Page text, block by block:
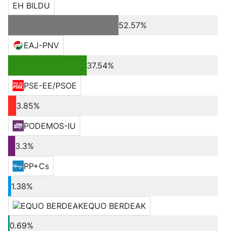
EH BILDU
52.57%
EAJ-PNV
37.54%
PSE-EE/PSOE
3.85%
PODEMOS-IU
3.3%
PP+Cs
1.38%
EQUO BERDEAK
0.69%